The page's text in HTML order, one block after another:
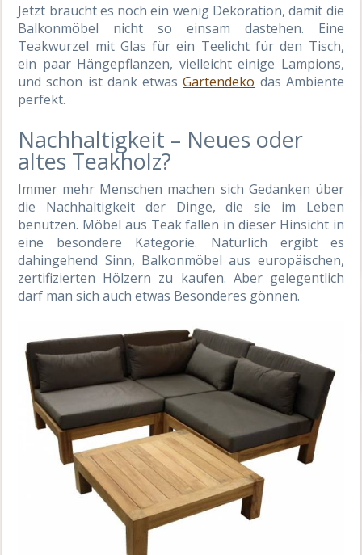
Jetzt braucht es noch ein wenig Dekoration, damit die
Balkonmöbel nicht so einsam dastehen. Eine
Teakwurzel mit Glas für ein Teelicht für den Tisch,
ein paar Hängepflanzen, vielleicht einige Lampions,
und schon ist dank etwasGartendeko das Ambiente
perfekt.
Nachhaltigkeit – Neues oder
altes Teakholz?
Immer mehr Menschen machen sich Gedanken über
die Nachhaltigkeit der Dinge, die sie im Leben
benutzen. Möbel aus Teak fallen in dieser Hinsicht in
eine besondere Kategorie. Natürlich ergibt es
dahingehend Sinn, Balkonmöbel aus europäischen,
zertifizierten Hölzern zu kaufen. Aber gelegentlich
darf man sich auch etwas Besonderes gönnen.